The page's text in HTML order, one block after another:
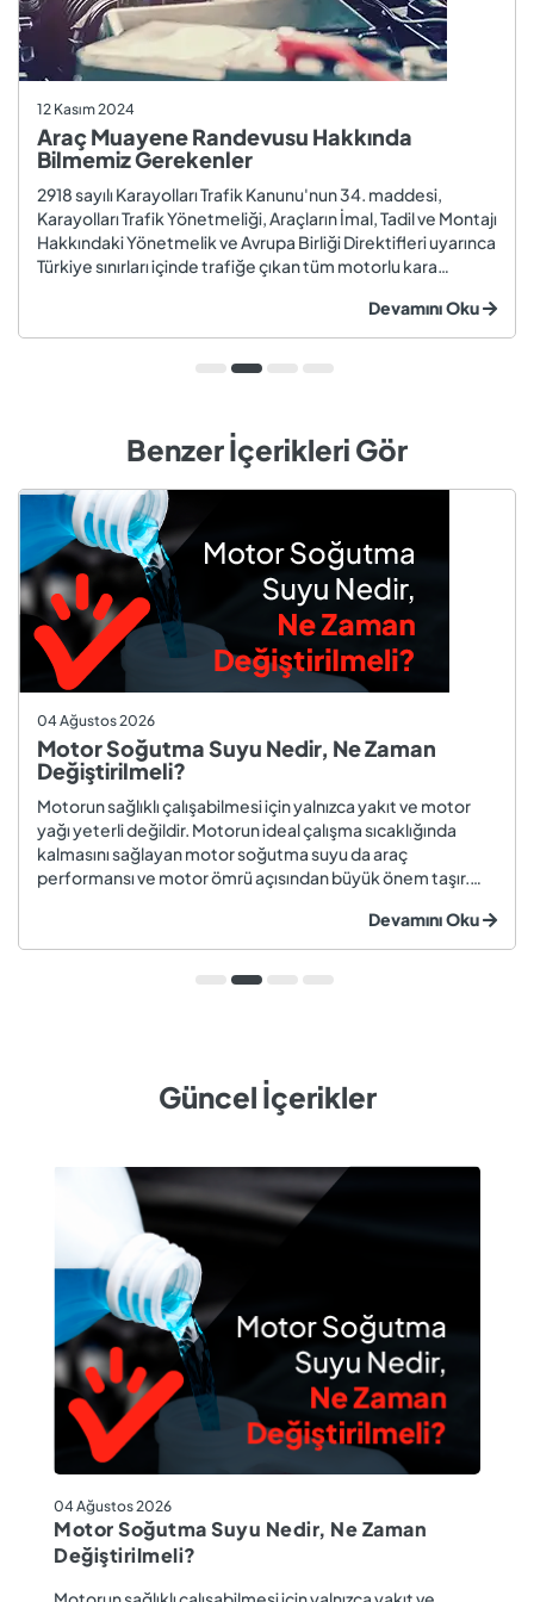
12 Kasım 2024
Araç Muayene Randevusu Hakkında
Bilmemiz Gerekenler
2918 sayılı Karayolları Trafik Kanunu'nun 34. maddesi,
Karayolları Trafik Yönetmeliği, Araçların İmal, Tadil ve Montajı
Hakkındaki Yönetmelik ve Avrupa Birliği Direktifleri uyarınca
Türkiye sınırları içinde trafiğe çıkan tüm motorlu kara
zorundadır. Araç muayenesi; otomobil, motosiklet,
kamyon, kamyo...
Devamını Oku
Benzer İçerikleri Gör
04 Ağustos 2026
Motor Soğutma Suyu Nedir, Ne Zaman
Değiştirilmeli?
Motorun sağlıklı çalışabilmesi için yalnızca yakıt ve motor
yağı yeterli değildir. Motorun ideal çalışma sıcaklığında
kalmasını sağlayan motor soğutma suyu da araç
performansı ve motor ömrü açısından büyük önem taşır.
değiştirilmeyen soğutma suyu; hararet, korozyon, motor
arızaları ve yüksek onarım ma...
Devamını Oku
Güncel İçerikler
04 Ağustos 2026
Motor Soğutma Suyu Nedir, Ne Zaman
Değiştirilmeli?